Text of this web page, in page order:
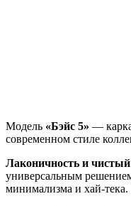
Модель «Бэйс 5» —
современном стиле
Лаконичность и чистый
универсальным
минимализма и хай-тека.